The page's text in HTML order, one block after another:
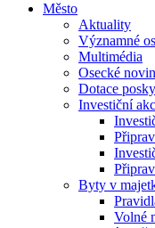
Město
Aktuality
Významné
Multimédia
Osecké
Dotace
Investiční
Byty v
Volné